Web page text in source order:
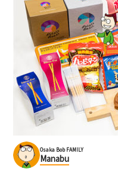
Osaka Bob FAMILY
Manabu